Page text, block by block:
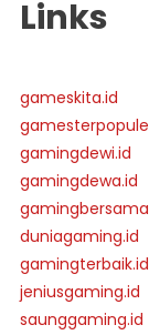
Links
gameskita.id
gamingdewi.id
gamingdewa.id
duniagaming.id
gamingterbaik.id
jeniusgaming.id
saunggaming.id